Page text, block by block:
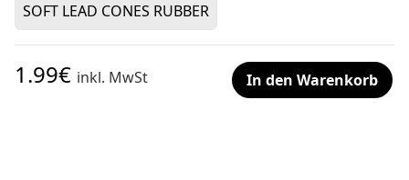
SOFT LEAD CONES RUBBER
1.99€ inkl. MwSt In den Warenkorb